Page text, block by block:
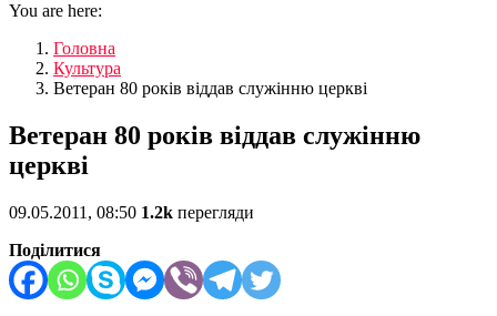
You are here:
Головна
Культура
Ветеран 80 років віддав служінню церкві
Ветеран 80 років віддав служінню
церкві
09.05.2011, 08:50 1.2k перегляди
Поділитися